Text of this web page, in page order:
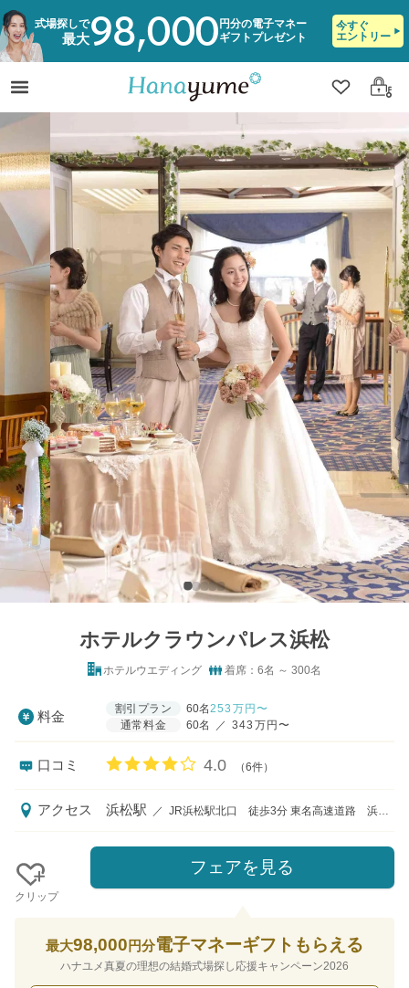
式場探しで
最大98,000 円分の電子マネー
ギフトプレゼント
今すぐ
エントリー
クリップ
ログ
ホテルクラウンパレス浜松
ホテルウエディング 着席：6名 ～ 300名
料金
割引プラン 60名253 万円〜
通常料金
60名 ／ 343万円〜
口コミ 口コミ評価
4.0 （6件）
アクセス 浜松駅 ／ JR浜松駅北口 徒歩3分 東名高速道路 浜松・浜松西インターより車でそれぞれ30分
クリップ
フェアを見る
最大98,000 円分電子マネーギフトもらえる
ハナユメ真夏の理想の結婚式場探し応援キャンペーン2026